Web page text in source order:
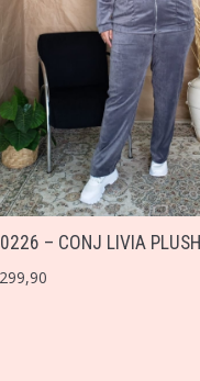
– CONJ LIVIA PLUSH
299,90